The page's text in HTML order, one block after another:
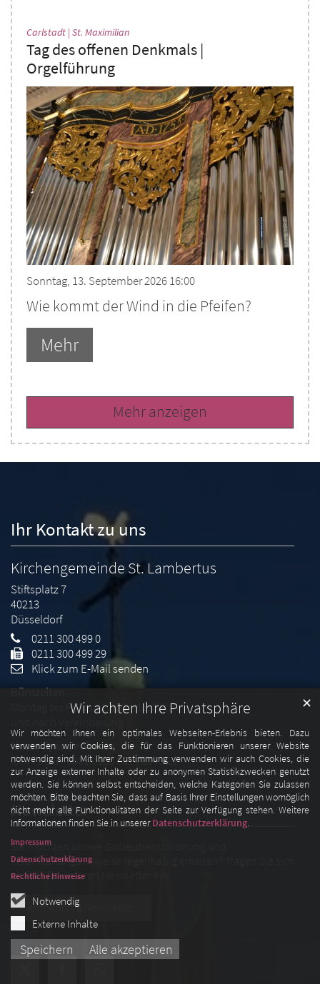
Wir achten Ihre Privatsphäre
Wir möchten Ihnen ein optimales Webseiten-Erlebnis bieten. Dazu
verwenden wir Cookies, die für das Funktionieren unserer Website
notwendig sind. Mit Ihrer Zustimmung verwenden wir auch Cookies, die
zur Anzeige externer Inhalte oder zu anonymen Statistikzwecken genutzt
werden. Sie können selbst entscheiden, welche Kategorien Sie zulassen
möchten. Bitte beachten Sie, dass auf Basis Ihrer Einstellungen womöglich
nicht mehr alle Funktionalitäten der Seite zur Verfügung stehen. Weitere
Informationen finden Sie in unsererDatenschutzerklärung.
Notwendig
Externe Inhalte
Speichern Alle akzeptieren
✕
Impressum
Datenschutzerklärung
Rechtliche Hinweise
Carlstadt | St. Maximilian:
Tag des offenen Denkmals |
Orgelführung
Sonntag, 13. September 2026 16:00
Wie kommt der Wind in die Pfeifen?
Mehr
Mehr anzeigen
Ihr Kontakt zu uns
Kirchengemeinde St. Lambertus
Stiftsplatz 7
40213
Düsseldorf
0211 300 499 0
0211 300 499 29
Klick zum E-Mail senden
Bürozeiten
Montag bis Freitag 10:00 – 12:00 Uhr
Unser Spendenkonto
IBAN DE 37 3005 0110 0014 0043 11
Newsletter
Sie möchten unsere Gottesdienstordnung und
Veranstaltungshinweise regelmäßig erhalten? Tragen Sie sich
einfach für unseren Newsletter ein.
Anmeldung Newsletter